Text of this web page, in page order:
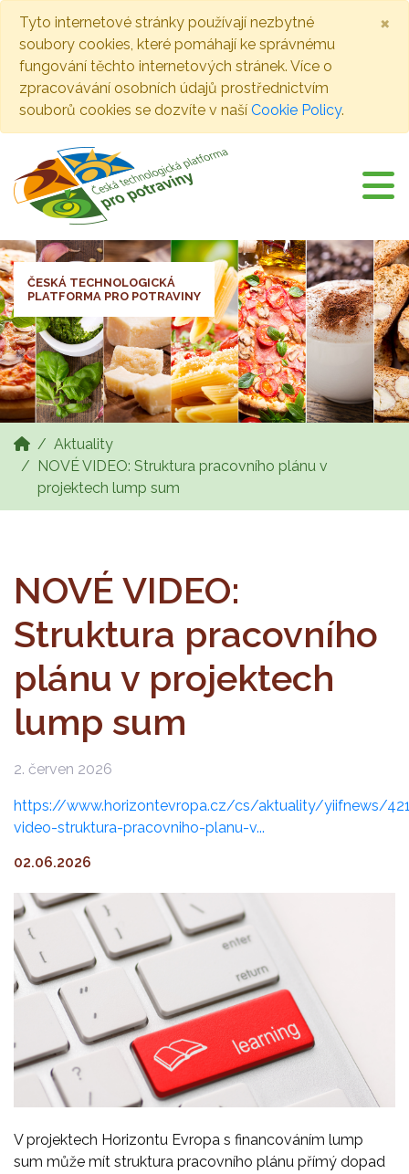
Tyto internetové stránky používají nezbytné
soubory cookies, které pomáhají ke správnému
fungování těchto internetových stránek. Více o
zpracovávání osobních údajů prostřednictvím
souborů cookies se dozvíte v naší Cookie Policy.
×
ČESKÁ TECHNOLOGICKÁ
PLATFORMA PRO POTRAVINY
Aktuality
NOVÉ VIDEO: Struktura pracovního plánu v
projektech lump sum
NOVÉ VIDEO:
Struktura pracovního
plánu v projektech
lump sum
2. červen 2026
https://www.horizontevropa.cz/cs/aktuality/yiifnews/
video-struktura-pracovniho-planu-v...
02.06.2026
V projektech Horizontu Evropa s financováním lump
sum může mít struktura pracovního plánu přímý dopad